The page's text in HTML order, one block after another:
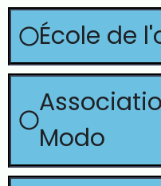
École de
Modo